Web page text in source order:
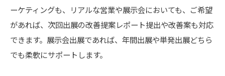
ーケティングも、リアルな営業や展示会においても、ご希望
があれば、次回出展の改善提案レポート提出や改善案も対応
できます。展示会出展であれば、年間出展や単発出展どちら
でも柔軟にサポートします。